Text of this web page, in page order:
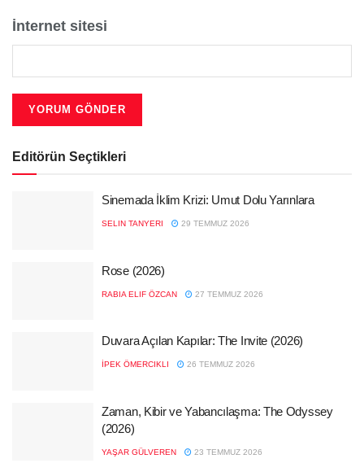
İnternet sitesi
Editörün Seçtikleri
Sinemada İklim Krizi: Umut Dolu Yarınlara
SELIN TANYERI 29 TEMMUZ 2026
Rose (2026)
RABIA ELIF ÖZCAN 27 TEMMUZ 2026
Duvara Açılan Kapılar: The Invite (2026)
İPEK ÖMERCIKLI 26 TEMMUZ 2026
Zaman, Kibir ve Yabancılaşma: The Odyssey
(2026)
YAŞAR GÜLVEREN 23 TEMMUZ 2026